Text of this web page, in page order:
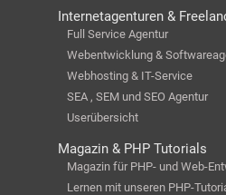
Internetagenturen &
Full Service Agentur
Webentwicklung &
Webhosting & IT-Service
SEA , SEM und SEO Agentur
Userübersicht
Magazin & PHP Tutorials
Magazin für PHP- und Web-
Lernen mit unseren PHP-